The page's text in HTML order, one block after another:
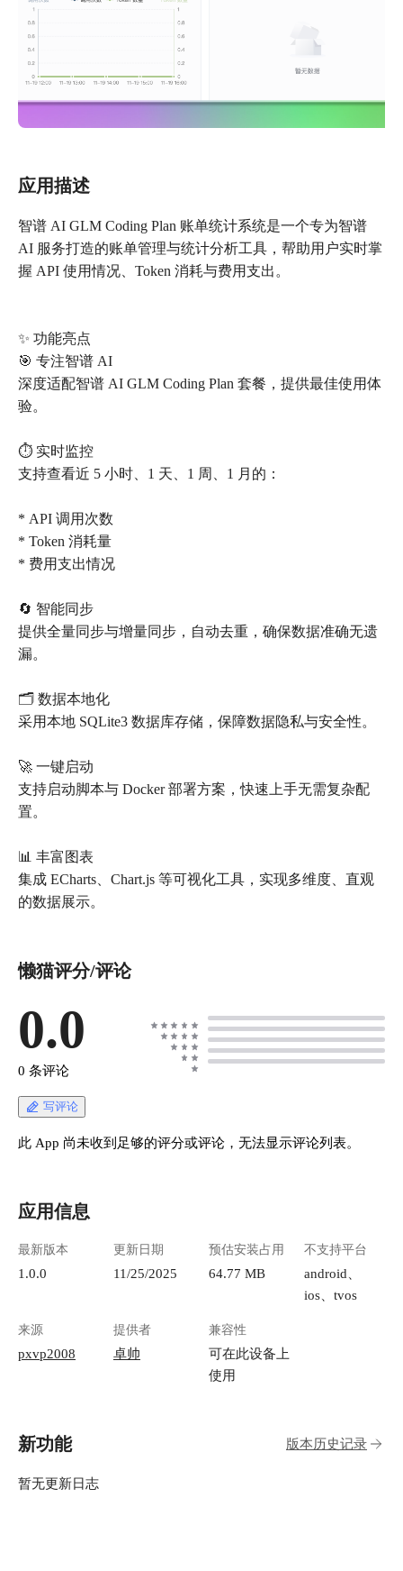
应用描述
智谱 AI GLM Coding Plan 账单统计系统是一个专为智谱
AI 服务打造的账单管理与统计分析工具，帮助用户实时掌
握 API 使用情况、Token 消耗与费用支出。
✨ 功能亮点
🎯 专注智谱 AI
深度适配智谱 AI GLM Coding Plan 套餐，提供最佳使用体
验。
⏱️ 实时监控
支持查看近 5 小时、1 天、1 周、1 月的：
* API 调用次数
* Token 消耗量
* 费用支出情况
🔄 智能同步
提供全量同步与增量同步，自动去重，确保数据准确无遗
漏。
🗂️ 数据本地化
采用本地 SQLite3 数据库存储，保障数据隐私与安全性。
🚀 一键启动
支持启动脚本与 Docker 部署方案，快速上手无需复杂配
置。
📊 丰富图表
集成 ECharts、Chart.js 等可视化工具，实现多维度、直观
懒猫评分/评论
0.0
0 条评论
写评论
此 App 尚未收到足够的评分或评论，无法显示评论列表。
应用信息
最新版本
1.0.0
更新日期
11/25/2025
预估安装占用
64.77 MB
不支持平台
android、
ios、tvos
来源
pxvp2008
提供者
卓帅
兼容性
可在此设备上
使用
新功能 版本历史记录
暂无更新日志